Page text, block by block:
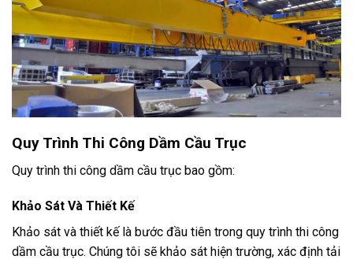
Quy Trình Thi Công Dầm Cầu Trục
Quy trình thi công dầm cầu trục bao gồm:
Khảo Sát Và Thiết Kế
Khảo sát và thiết kế là bước đầu tiên trong quy trình thi công
dầm cầu trục. Chúng tôi sẽ khảo sát hiện trường, xác định tải